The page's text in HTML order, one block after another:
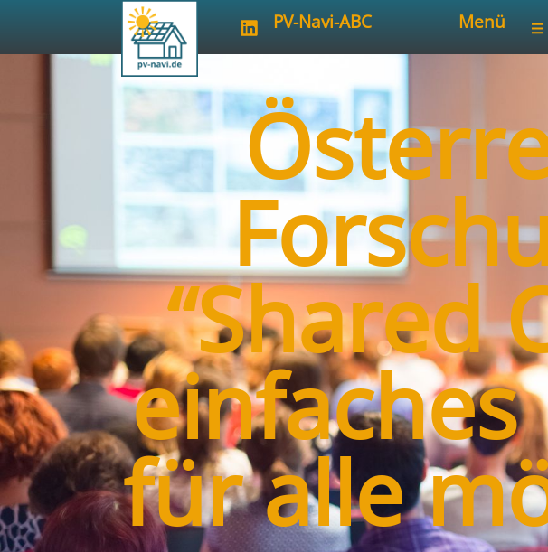
PV-Navi-ABC Menü
“Shared
einfaches
für alle